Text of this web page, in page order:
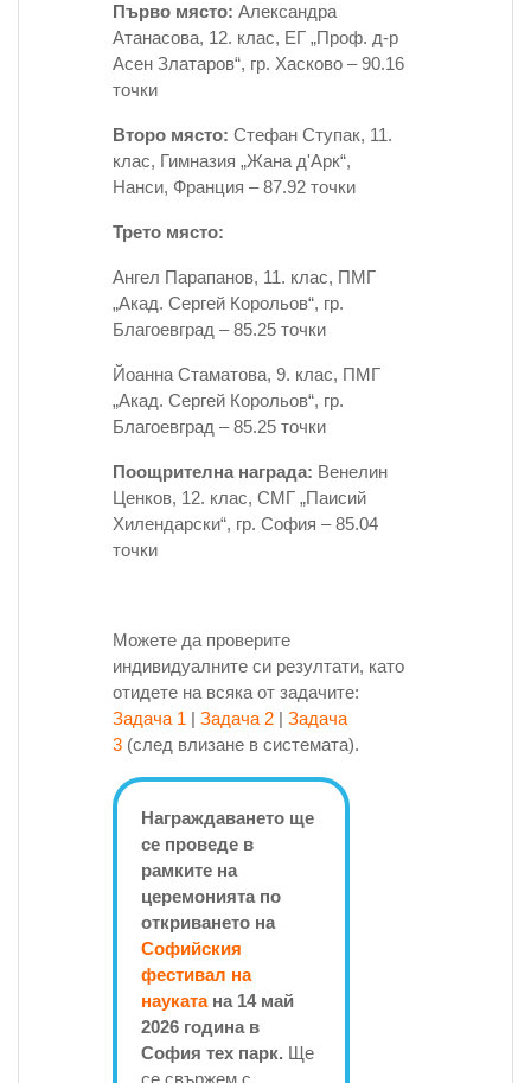
Първо място: Александра
Атанасова, 12. клас, ЕГ „Проф. д-р
Асен Златаров“, гр. Хасково – 90.16
точки
Второ място: Стефан Ступак, 11.
клас, Гимназия „Жана д'Арк“,
Нанси, Франция – 87.92 точки
Трето място:
Ангел Парапанов, 11. клас, ПМГ
„Акад. Сергей Корольов“, гр.
Благоевград – 85.25 точки
Йоанна Стаматова, 9. клас, ПМГ
„Акад. Сергей Корольов“, гр.
Благоевград – 85.25 точки
Поощрителна награда: Венелин
Ценков, 12. клас, СМГ „Паисий
Хилендарски“, гр. София – 85.04
точки
Можете да проверите
индивидуалните си резултати, като
отидете на всяка от задачите:
Задача 1 | Задача 2 | Задача
3 (след влизане в системата).
Награждаването ще
се проведе в
рамките на
церемонията по
откриването на
Софийския
фестивал на
наукатана 14 май
2026 година в
София тех парк. Ще
се свържем с